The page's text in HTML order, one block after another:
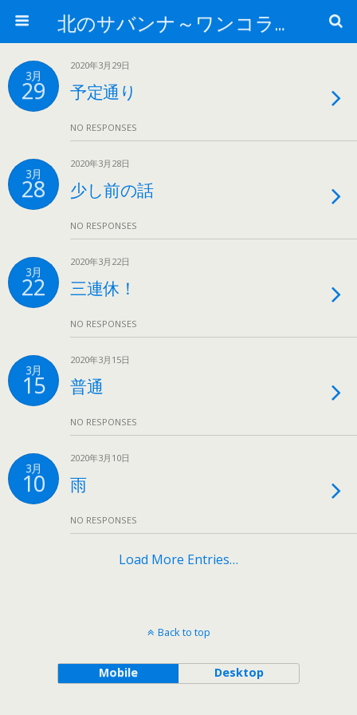
北のサバンナ～ワンコライフ～
3月
29
2020年3月29日
予定通り
NO RESPONSES
3月
28
2020年3月28日
少し前の話
NO RESPONSES
3月
22
2020年3月22日
三連休！
NO RESPONSES
3月
15
2020年3月15日
普通
NO RESPONSES
3月
10
2020年3月10日
雨
NO RESPONSES
Load More Entries…
Back to top
Mobile Desktop